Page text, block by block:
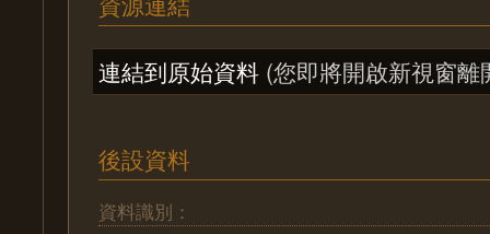
連結到原始資料 (您即將開啟新視窗離
後設資料
資料識別：